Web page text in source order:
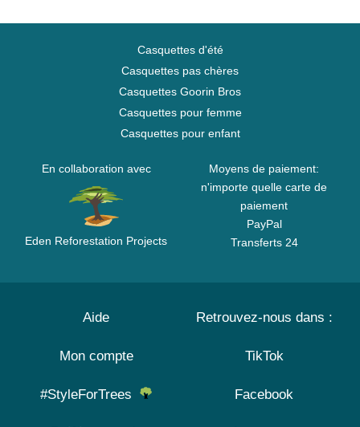
Casquettes d'été
Casquettes pas chères
Casquettes Goorin Bros
Casquettes pour femme
Casquettes pour enfant
En collaboration avec
Eden Reforestation Projects
Moyens de paiement:
n'importe quelle carte de
paiement
PayPal
Transferts 24
Aide
Mon compte
#StyleForTrees
Retrouvez-nous dans :
TikTok
Facebook